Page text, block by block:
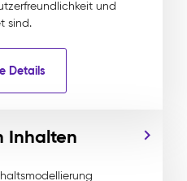
und
sind.
Details
Inhalten